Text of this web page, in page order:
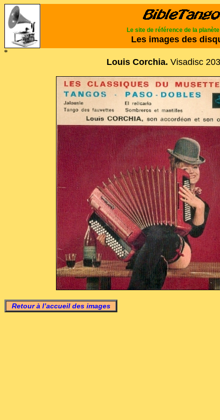
Le site de référence de la planète
Les images des
*
Louis Corchia. Visadisc 203
Retour à l’accueil des images